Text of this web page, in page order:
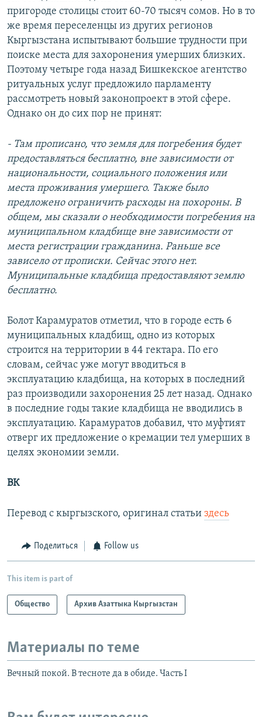
пригороде столицы стоит 60-70 тысяч сомов. Но в то
же время переселенцы из других регионов
Кыргызстана испытывают большие трудности при
поиске места для захоронения умерших близких.
Поэтому четыре года назад Бишкекское агентство
ритуальных услуг предложило парламенту
рассмотреть новый законопроект в этой сфере.
Однако он до сих пор не принят:
- Там прописано, что земля для погребения будет
предоставляться бесплатно, вне зависимости от
национальности, социального положения или
места проживания умершего. Также было
предложено ограничить расходы на похороны. В
общем, мы сказали о необходимости погребения на
муниципальном кладбище вне зависимости от
места регистрации гражданина. Раньше все
зависело от прописки. Сейчас этого нет.
Муниципальные кладбища предоставляют землю
бесплатно.
Болот Карамуратов отметил, что в городе есть 6
муниципальных кладбищ, одно из которых
строится на территории в 44 гектара. По его
словам, сейчас уже могут вводиться в
эксплуатацию кладбища, на которых в последний
раз производили захоронения 25 лет назад. Однако
в последние годы такие кладбища не вводились в
эксплуатацию. Карамуратов добавил, что муфтият
отверг их предложение о кремации тел умерших в
целях экономии земли.
ВК
Перевод с кыргызского, оригинал статьи здесь
Поделиться Follow us
This item is part of
Общество Архив Азаттыка Кыргызстан
Материалы по теме
Вечный покой. В тесноте да в обиде. Часть I